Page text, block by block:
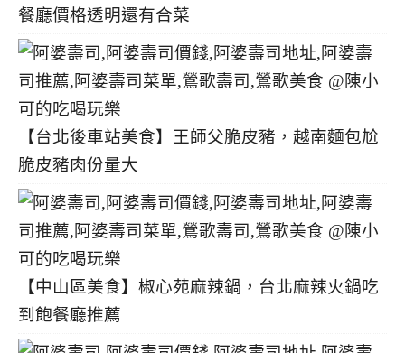
餐廳價格透明還有合菜
【台北後車站美食】王師父脆皮豬，越南麵包尬
脆皮豬肉份量大
【中山區美食】椒心苑麻辣鍋，台北麻辣火鍋吃
到飽餐廳推薦